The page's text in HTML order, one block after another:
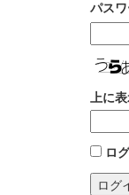
パス
上に
ロ
ログ